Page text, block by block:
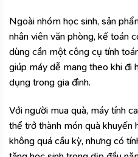
Ngoài nhóm học sinh, sản
nhân viên văn phòng, kế toán
dùng cần một công cụ tính
giúp máy dễ mang theo khi đi
dụng trong gia đình.
Với người mua quà, máy tính
thể trở thành món quà khuyến
không quá cầu kỳ, nhưng có